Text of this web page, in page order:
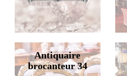
Antiquaire
brocanteur 34